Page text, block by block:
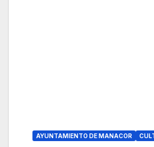
AYUNTAMIENTO DE MANACOR